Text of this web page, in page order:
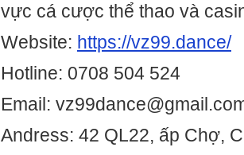
vực cá cược thể thao và
Website: https://vz99.dance/
Hotline: 0708 504 524
Email:
Andress: 42 QL22, ấp Chợ,